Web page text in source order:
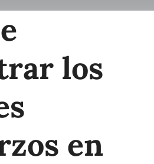
Contacto
los
en